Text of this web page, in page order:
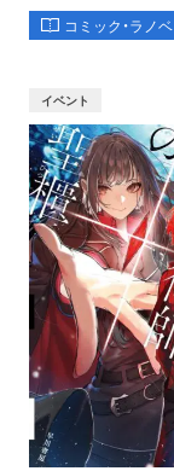
コミック・ラノベ
イベント